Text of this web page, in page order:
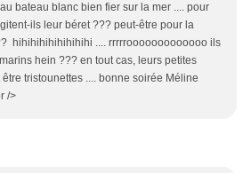
bateau blanc bien fier sur la mer .... pour
ils leur béret ??? peut-être pour la
hihihihihihihihihi .... rrrrrooooooooooooo ils
hein ??? en tout cas, leurs petites
tristounettes .... bonne soirée Méline
/>